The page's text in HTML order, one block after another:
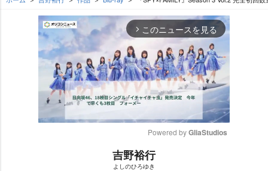
arrow_forward_ios このニュースを見る
Powered by GliaStudios
吉野裕行
よしのひろゆき